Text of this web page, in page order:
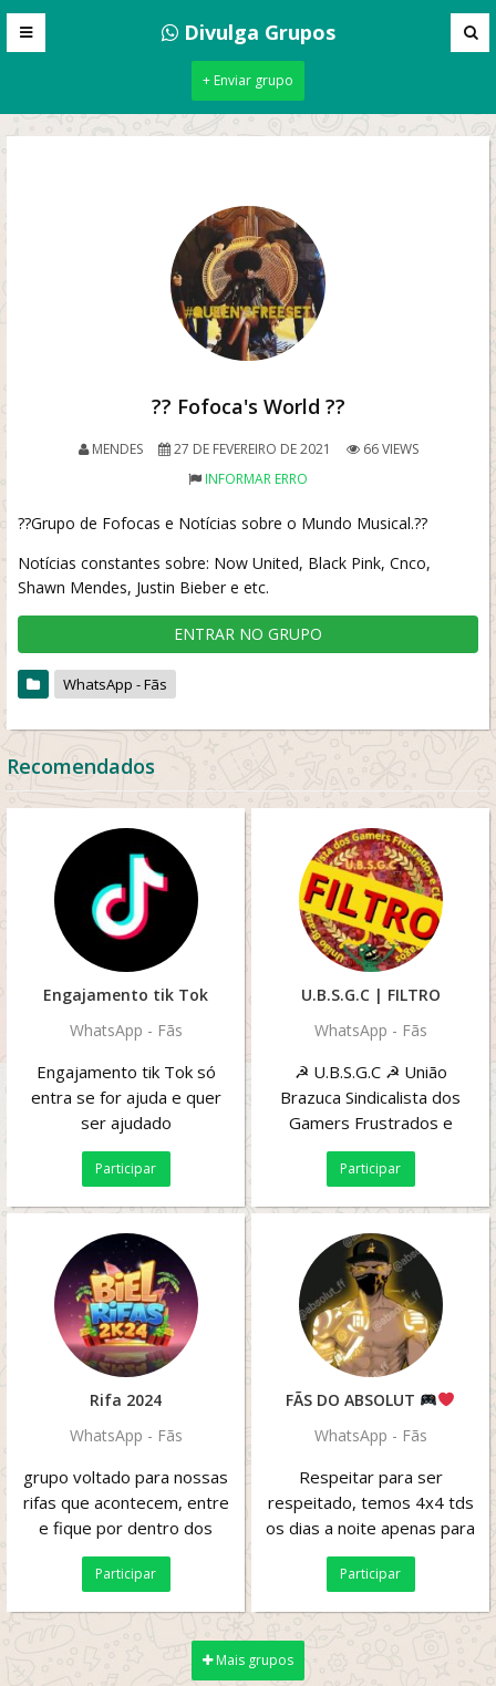
Divulga Grupos
+ Enviar grupo
?? Fofoca's World ??
MENDES 27 DE FEVEREIRO DE 2021
66 VIEWS
INFORMAR ERRO
??Grupo de Fofocas e Notícias sobre o Mundo Musical.??
Notícias constantes sobre: Now United, Black Pink, Cnco,
Shawn Mendes, Justin Bieber e etc.
ENTRAR NO GRUPO
WhatsApp - Fãs
Recomendados
Engajamento tik Tok
WhatsApp - Fãs
Engajamento tik Tok só
entra se for ajuda e quer
ser ajudado
Participar
U.B.S.G.C | FILTRO
WhatsApp - Fãs
☭ U.B.S.G.C ☭ União
Brazuca Sindicalista dos
Gamers Frustrados e
CLTiros Mal Pagos É o
seguinte maloqueiro,...
Participar
Rifa 2024
WhatsApp - Fãs
grupo voltado para nossas
rifas que acontecem, entre
e fique por dentro dos
resultados da nossa mais
recente rifa, são...
Participar
FÃS DO ABSOLUT
WhatsApp - Fãs
Respeitar para ser
respeitado, temos 4x4 tds
os dias a noite apenas para
diversão.
Participar
Mais grupos